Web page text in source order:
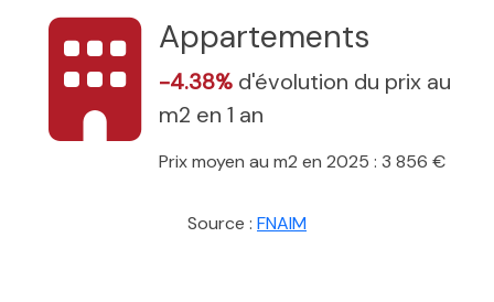
Appartements
-4.38% d'évolution du prix au
m2 en 1 an
Prix moyen au m2 en 2025 : 3 856 €
Source : FNAIM